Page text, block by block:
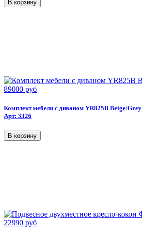
89000 руб
Комплект мебели с диваном YR825B Beige/Grey
Арт: 3326
22990 руб